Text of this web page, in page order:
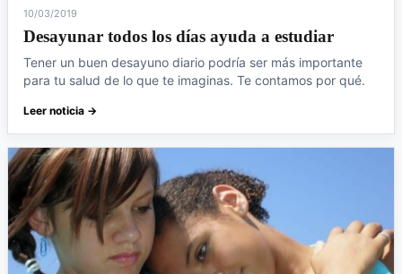
10/03/2019
Desayunar todos los días ayuda a estudiar
Tener un buen desayuno diario podría ser más importante
para tu salud de lo que te imaginas. Te contamos por qué.
Leer noticia →